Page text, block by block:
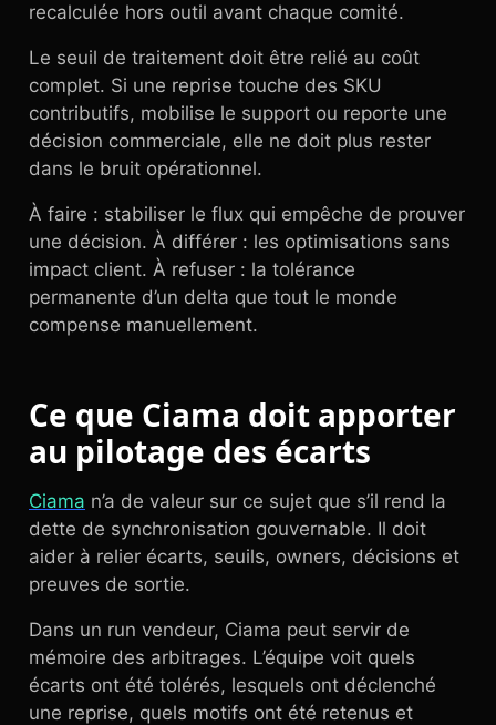
recalculée hors outil avant chaque comité.
Le seuil de traitement doit être relié au coût
complet. Si une reprise touche des SKU
contributifs, mobilise le support ou reporte une
décision commerciale, elle ne doit plus rester
dans le bruit opérationnel.
À faire : stabiliser le flux qui empêche de prouver
une décision. À différer : les optimisations sans
impact client. À refuser : la tolérance
permanente d’un delta que tout le monde
compense manuellement.
Ce que Ciama doit apporter
au pilotage des écarts
Ciama n’a de valeur sur ce sujet que s’il rend la
dette de synchronisation gouvernable. Il doit
aider à relier écarts, seuils, owners, décisions et
preuves de sortie.
Dans un run vendeur, Ciama peut servir de
mémoire des arbitrages. L’équipe voit quels
écarts ont été tolérés, lesquels ont déclenché
une reprise, quels motifs ont été retenus et